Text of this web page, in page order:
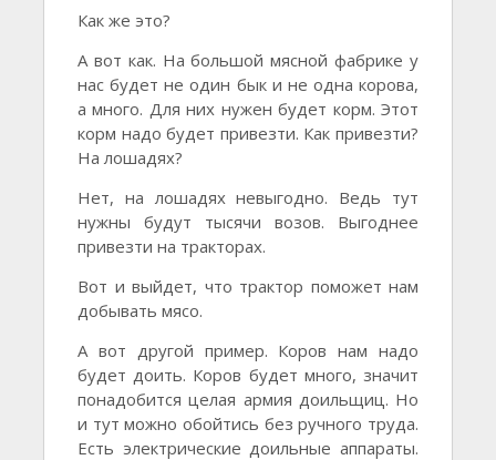
Как же это?
А вот как. На большой мясной фабрике у
нас будет не один бык и не одна корова,
а много. Для них нужен будет корм. Этот
корм надо будет привезти. Как привезти?
На лошадях?
Нет, на лошадях невыгодно. Ведь тут
нужны будут тысячи возов. Выгоднее
привезти на тракторах.
Вот и выйдет, что трактор поможет нам
добывать мясо.
А вот другой пример. Коров нам надо
будет доить. Коров будет много, значит
понадобится целая армия доильщиц. Но
и тут можно обойтись без ручного труда.
Есть электрические доильные аппараты.